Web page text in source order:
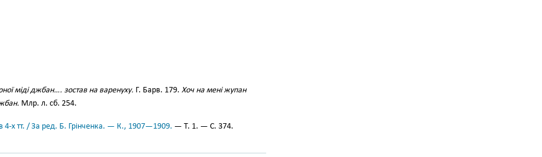
міді джбан…. зостав на варенуху. Г. Барв. 179. Хоч на мені жупан
Млр. л. сб. 254.
4-х тт. / За ред. Б. Грінченка. — К., 1907—1909. — Т. 1. — С. 374.